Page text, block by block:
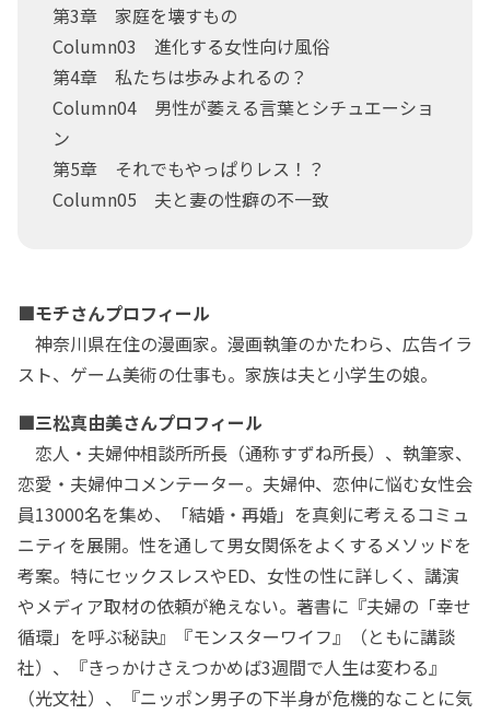
第3章 家庭を壊すもの
Column03 進化する女性向け風俗
第4章 私たちは歩みよれるの？
Column04 男性が萎える言葉とシチュエーショ
ン
第5章 それでもやっぱりレス！？
Column05 夫と妻の性癖の不一致
■モチさんプロフィール
神奈川県在住の漫画家。漫画執筆のかたわら、広告イラ
スト、ゲーム美術の仕事も。家族は夫と小学生の娘。
■三松真由美さんプロフィール
恋人・夫婦仲相談所所長（通称すずね所長）、執筆家、
恋愛・夫婦仲コメンテーター。夫婦仲、恋仲に悩む女性会
員13000名を集め、「結婚・再婚」を真剣に考えるコミュ
ニティを展開。性を通して男女関係をよくするメソッドを
考案。特にセックスレスやED、女性の性に詳しく、講演
やメディア取材の依頼が絶えない。著書に『夫婦の「幸せ
循環」を呼ぶ秘訣』『モンスターワイフ』（ともに講談
社）、『きっかけさえつかめば3週間で人生は変わる』
（光文社）、『ニッポン男子の下半身が危機的なことに気